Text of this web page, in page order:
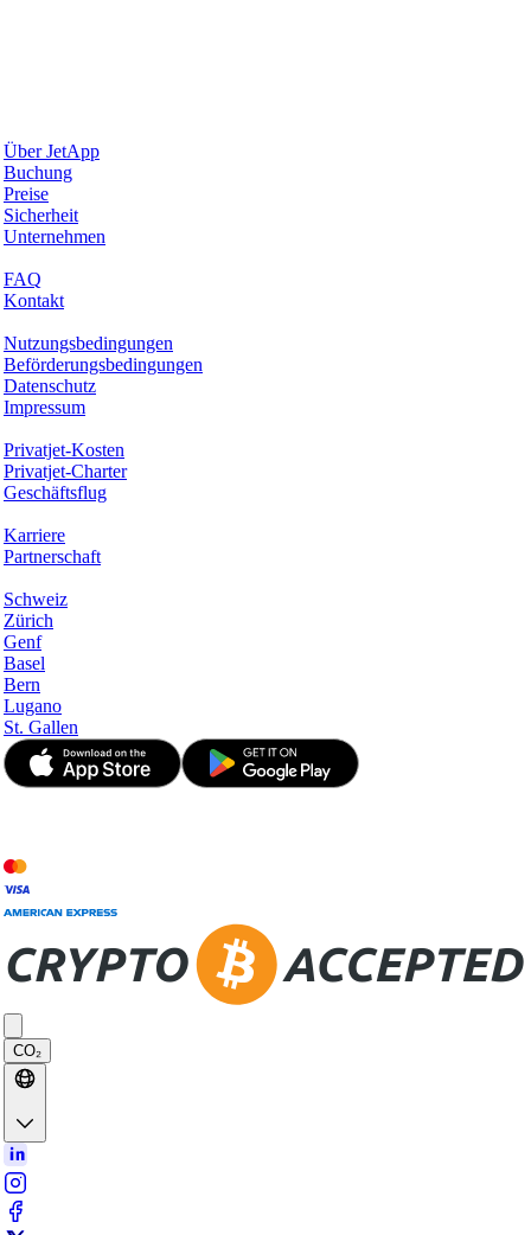
Über JetApp
Buchung
Preise
Sicherheit
Unternehmen
FAQ
Kontakt
Nutzungsbedingungen
Beförderungsbedingungen
Datenschutz
Impressum
Privatjet-Kosten
Privatjet-Charter
Geschäftsflug
Karriere
Partnerschaft
Schweiz
Zürich
Genf
Basel
Bern
Lugano
St. Gallen
CO₂